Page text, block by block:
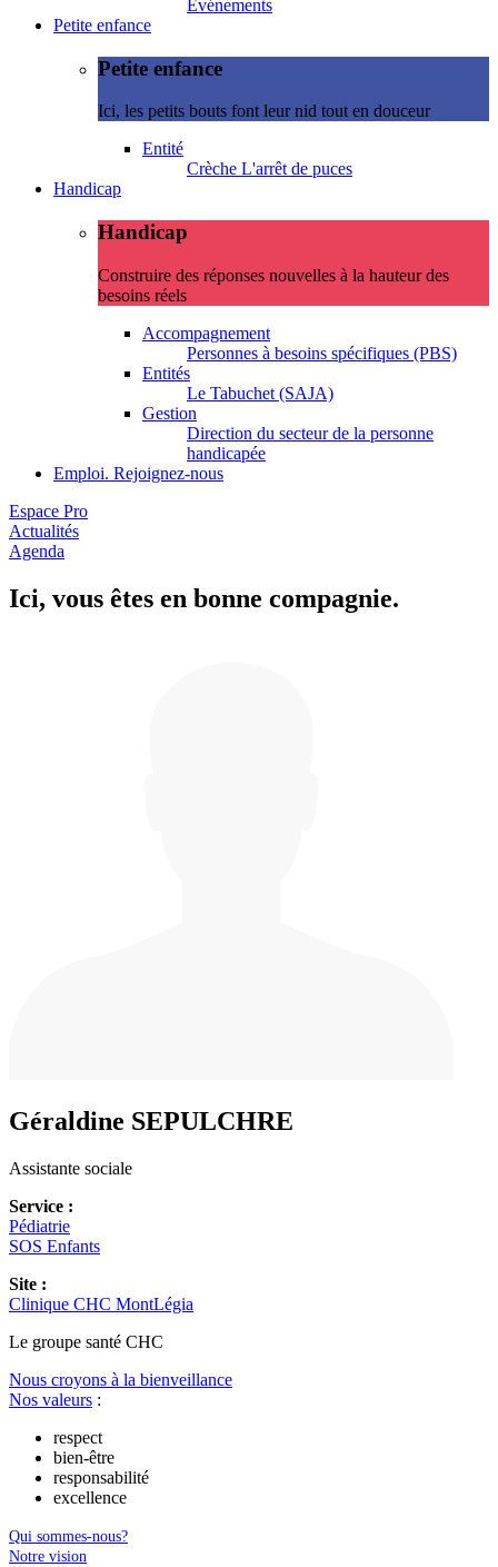
Evénements
Petite enfance
Petite enfance
Ici, les petits bouts font leur nid tout en douceur
Entité
Crèche L'arrêt de puces
Handicap
Handicap
Construire des réponses nouvelles à la hauteur des
besoins réels
Accompagnement
Personnes à besoins spécifiques (PBS)
Entités
Le Tabuchet (SAJA)
Gestion
Direction du secteur de la personne
handicapée
Emploi. Rejoignez-nous
Espace Pro
Actualités
Agenda
Ici, vous êtes en bonne compagnie.
Géraldine SEPULCHRE
Assistante sociale
Service :
Pédiatrie
SOS Enfants
Site :
Clinique CHC MontLégia
Le groupe santé CHC
Nous croyons à la bienveillance
Nos valeurs :
respect
bien-être
responsabilité
excellence
Qui sommes-nous?
Notre vision